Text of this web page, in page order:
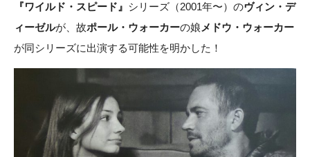
『ワイルド・スピード』 シリーズ（2001年〜）のヴィン・デ
ィーゼルが、故ポール・ウォーカーの娘 メドウ・ウォーカー
が同シリーズに出演する可能性を明かした！